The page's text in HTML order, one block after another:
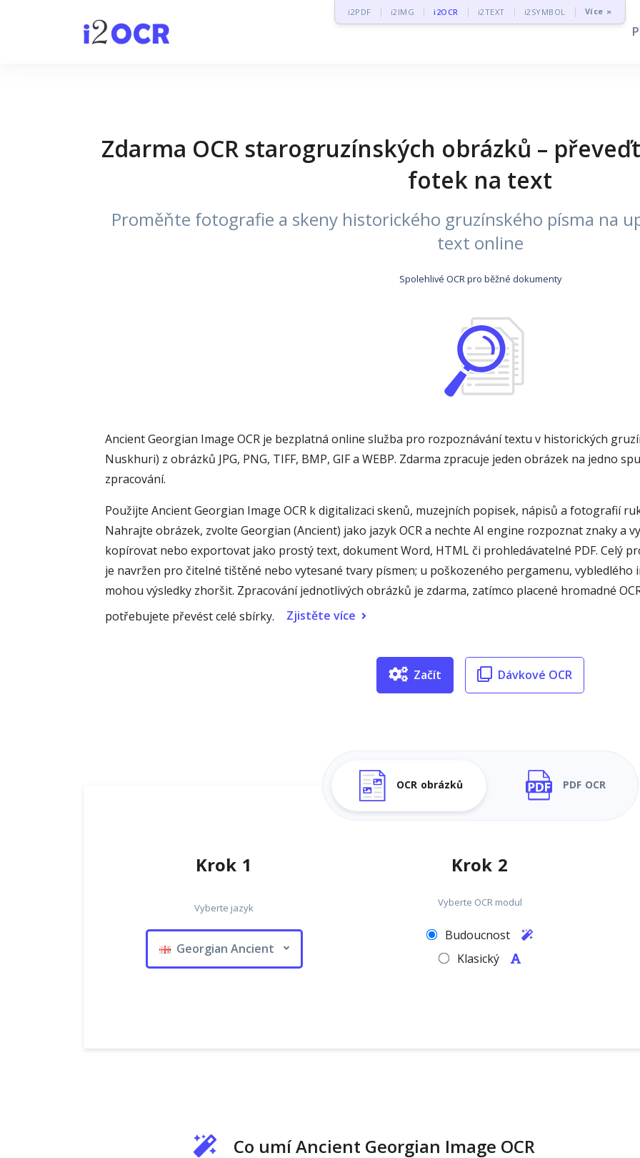
i2PDF i2IMG i2OCR i2TEXT i2SYMBOL Více »
Zdarma OCR starogruzínských obrázků –
fotek na text
Proměňte fotografie a skeny historického gruzínského písma na
text online
Spolehlivé OCR pro běžné dokumenty
Ancient Georgian Image OCR je bezplatná online služba pro rozpoznávání textu v historických
Nuskhuri) z obrázků JPG, PNG, TIFF, BMP, GIF a WEBP. Zdarma zpracuje jeden obrázek na jedno
zpracování.
Použijte Ancient Georgian Image OCR k digitalizaci skenů, muzejních popisek, nápisů a fotografií
Nahrajte obrázek, zvolte Georgian (Ancient) jako jazyk OCR a nechte AI engine rozpoznat znaky a
kopírovat nebo exportovat jako prostý text, dokument Word, HTML či prohledávatelné PDF. Celý
je navržen pro čitelné tištěné nebo vytesané tvary písmen; u poškozeného pergamenu,
mohou výsledky zhoršit. Zpracování jednotlivých obrázků je zdarma, zatímco placené hromadné
potřebujete převést celé sbírky.
Zjistěte více
Začít Dávkové OCR
OCR obrázků PDF OCR
Krok 1
Vyberte jazyk
Georgian Ancient
Krok 2
Vyberte OCR modul
Budoucnost
Klasický
Co umí Ancient Georgian Image OCR